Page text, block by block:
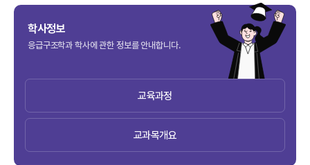
학사정보
응급구조학과 학사에 관한 정보를 안내합니다.
교육과정
교과목개요